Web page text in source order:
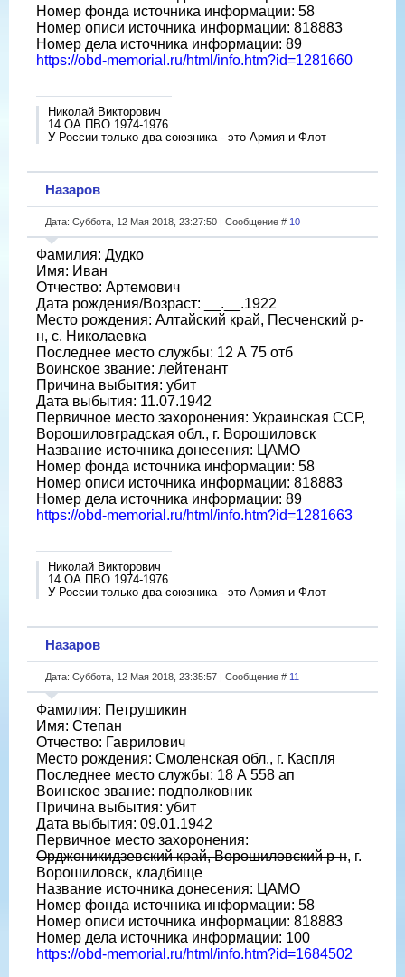
Номер фонда источника информации: 58
Номер описи источника информации: 818883
Номер дела источника информации: 89
https://obd-memorial.ru/html/info.htm?id=1281660
Николай Викторович
14 ОА ПВО 1974-1976
У России только два союзника - это Армия и Флот
Назаров
Дата: Суббота, 12 Мая 2018, 23:27:50 | Сообщение # 10
Фамилия: Дудко
Имя: Иван
Отчество: Артемович
Дата рождения/Возраст: __.__.1922
Место рождения: Алтайский край, Песченский р-
н, с. Николаевка
Последнее место службы: 12 А 75 отб
Воинское звание: лейтенант
Причина выбытия: убит
Дата выбытия: 11.07.1942
Первичное место захоронения: Украинская ССР,
Ворошиловградская обл., г. Ворошиловск
Название источника донесения: ЦАМО
Номер фонда источника информации: 58
Номер описи источника информации: 818883
Номер дела источника информации: 89
https://obd-memorial.ru/html/info.htm?id=1281663
Николай Викторович
14 ОА ПВО 1974-1976
У России только два союзника - это Армия и Флот
Назаров
Дата: Суббота, 12 Мая 2018, 23:35:57 | Сообщение # 11
Фамилия: Петрушикин
Имя: Степан
Отчество: Гаврилович
Место рождения: Смоленская обл., г. Каспля
Последнее место службы: 18 А 558 ап
Воинское звание: подполковник
Причина выбытия: убит
Дата выбытия: 09.01.1942
Первичное место захоронения:
Орджоникидзевский край, Ворошиловский р-н, г.
Ворошиловск, кладбище
Название источника донесения: ЦАМО
Номер фонда источника информации: 58
Номер описи источника информации: 818883
Номер дела источника информации: 100
https://obd-memorial.ru/html/info.htm?id=1684502